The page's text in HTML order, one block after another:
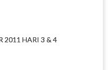
2011 HARI 3 & 4